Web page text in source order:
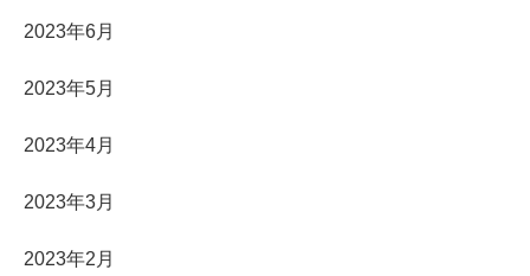
2023年6月
2023年5月
2023年4月
2023年3月
2023年2月